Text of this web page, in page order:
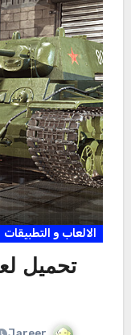
الالعاب و التطبيقات